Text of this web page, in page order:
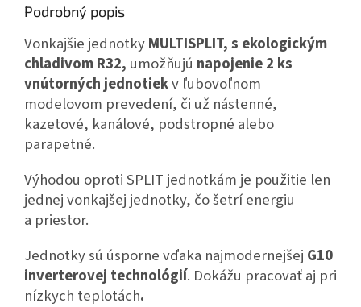
Podrobný popis
Vonkajšie jednotkyMULTISPLIT, s ekologickým
chladivom R32, umožňujú napojenie 2 ks
vnútorných jednotiekv ľubovoľnom
modelovom prevedení, či už nástenné,
kazetové, kanálové, podstropné alebo
parapetné.
Výhodou oproti SPLIT jednotkám je použitie len
jednej vonkajšej jednotky, čo šetrí energiu
a priestor.
Jednotky sú úsporne vďaka najmodernejšej G10
inverterovej technológií. Dokážu pracovať aj pri
nízkych teplotách.